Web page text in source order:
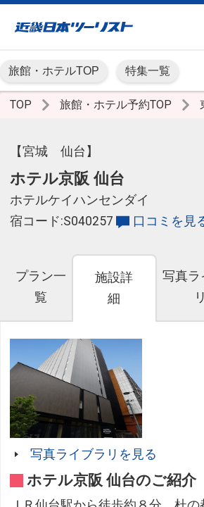
旅館・ホテルTOP 特集一覧
TOP 旅館・ホテル予約TOP
【宮城 仙台】
ホテル京阪 仙台
ホテルケイハンセンダイ
宿コード:S040257
口コミを見
プラン一
覧
施設詳
細
写真ラ
リ
写真ライブラリを見る
ホテル京阪 仙台のご紹介